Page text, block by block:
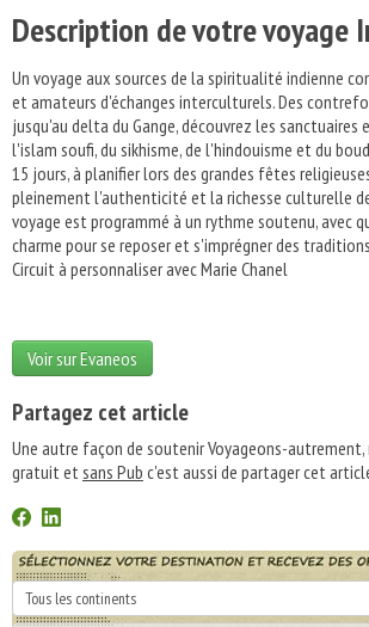
Description de votre voyage
Un voyage aux sources de la spiritualité indienne
et amateurs d'échanges interculturels. Des
jusqu'au delta du Gange, découvrez les sanctuaires
l'islam soufi, du sikhisme, de l'hindouisme et du
15 jours, à planifier lors des grandes fêtes
pleinement l'authenticité et la richesse culturelle de
voyage est programmé à un rythme soutenu, avec
charme pour se reposer et s'imprégner des
Circuit à personnaliser avec Marie Chanel
Voir sur Evaneos
Partagez cet article
Une autre façon de soutenir Voyageons-
gratuit etsans Pub c'est aussi de partager cet